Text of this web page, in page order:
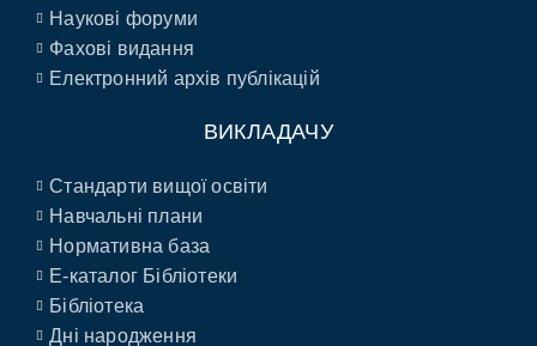
Наукові форуми
Фахові видання
Електронний архів публікацій
ВИКЛАДАЧУ
Стандарти вищої освіти
Навчальні плани
Нормативна база
E-каталог Бібліотеки
Бібліотека
Дні народження